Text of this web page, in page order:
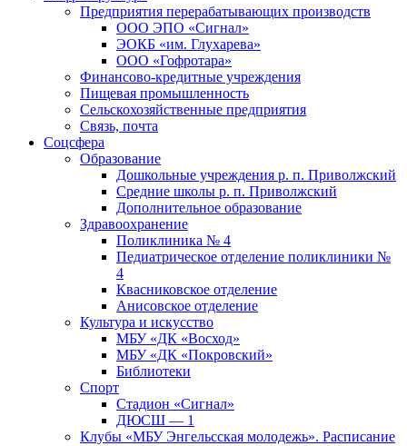
Предприятия перерабатывающих производств
ООО ЭПО «Сигнал»
ЭОКБ «им. Глухарева»
ООО «Гофротара»
Финансово-кредитные учреждения
Пищевая промышленность
Сельскохозяйственные предприятия
Связь, почта
Соцсфера
Образование
Дошкольные учреждения р. п. Приволжский
Средние школы р. п. Приволжский
Дополнительное образование
Здравоохранение
Поликлиника № 4
Педиатрическое отделение поликлиники №
4
Квасниковское отделение
Анисовское отделение
Культура и искусство
МБУ «ДК «Восход»
МБУ «ДК «Покровский»
Библиотеки
Спорт
Стадион «Сигнал»
ДЮСШ — 1
Клубы «МБУ Энгельсская молодежь». Расписание